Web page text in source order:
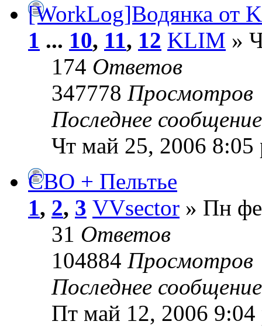
[WorkLog]Водянка от
1 ... 10, 11, 12 KLIM »
174 Ответов
347778 Просмотров
Последнее
Чт май 25, 2006 8:05
СВО + Пельтье
1, 2, 3 VVsector » Пн
31 Ответов
104884 Просмотров
Последнее
Пт май 12, 2006 9:04